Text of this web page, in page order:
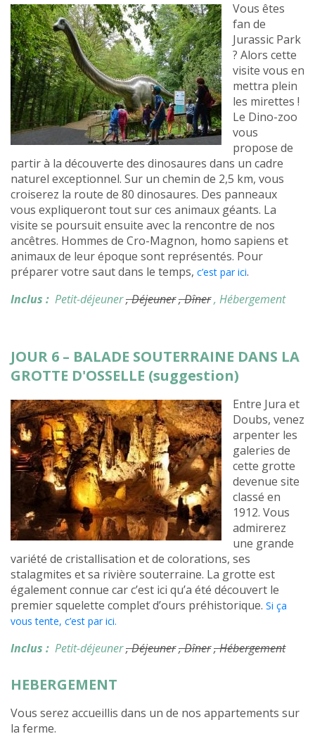
Vous êtes
fan de
Jurassic Park
? Alors cette
visite vous en
mettra plein
les mirettes !
Le Dino-zoo
vous
propose de
partir à la découverte des dinosaures dans un cadre
naturel exceptionnel. Sur un chemin de 2,5 km, vous
croiserez la route de 80 dinosaures. Des panneaux
vous expliqueront tout sur ces animaux géants. La
visite se poursuit ensuite avec la rencontre de nos
ancêtres. Hommes de Cro-Magnon, homo sapiens et
animaux de leur époque sont représentés. Pour
préparer votre saut dans le temps, c’est par ici.
Inclus : Petit-déjeuner, Déjeuner, Dîner, Hébergement
JOUR 6 – BALADE SOUTERRAINE DANS LA
GROTTE D'OSSELLE (suggestion)
Entre Jura et
Doubs, venez
arpenter les
galeries de
cette grotte
devenue site
classé en
1912. Vous
admirerez
une grande
variété de cristallisation et de colorations, ses
stalagmites et sa rivière souterraine. La grotte est
également connue car c’est ici qu’a été découvert le
premier squelette complet d’ours préhistorique. Si ça
vous tente, c’est par ici.
Inclus : Petit-déjeuner, Déjeuner, Dîner, Hébergement
HEBERGEMENT
Vous serez accueillis dans un de nos appartements sur
la ferme.